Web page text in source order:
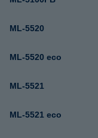
ML-5520
ML-5520 eco
ML-5521
ML-5521 eco